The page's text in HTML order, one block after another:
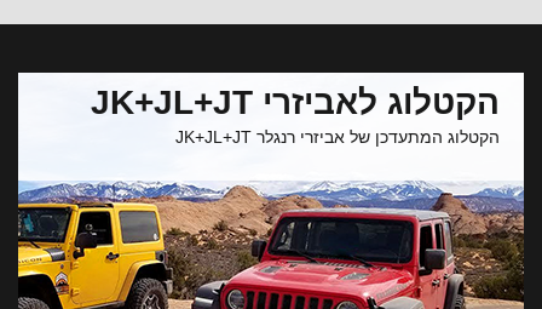
הקטלוג לאביזרי JK+JL+JT
הקטלוג המתעדכן של אביזרי רנגלר JK+JL+JT